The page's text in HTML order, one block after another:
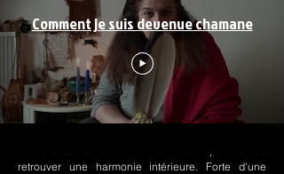
Comment je suis devenue chamane
retrouver une harmonie intérieure. Forte d'une